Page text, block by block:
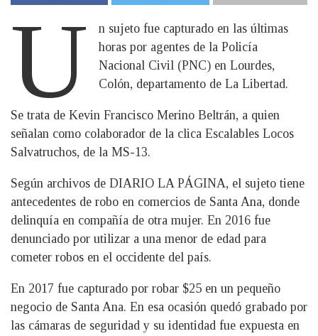
U
n sujeto fue capturado en las últimas
horas por agentes de la Policía
Nacional Civil (PNC) en Lourdes,
Colón, departamento de La Libertad.
Se trata de Kevin Francisco Merino Beltrán, a quien
señalan como colaborador de la clica Escalables Locos
Salvatruchos, de la MS-13.
Según archivos de DIARIO LA PÁGINA, el sujeto tiene
antecedentes de robo en comercios de Santa Ana, donde
delinquía en compañía de otra mujer. En 2016 fue
denunciado por utilizar a una menor de edad para
cometer robos en el occidente del país.
En 2017 fue capturado por robar $25 en un pequeño
negocio de Santa Ana. En esa ocasión quedó grabado por
las cámaras de seguridad y su identidad fue expuesta en